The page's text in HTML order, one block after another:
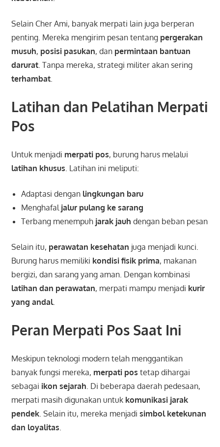
Selain Cher Ami, banyak merpati lain juga berperan
penting. Mereka mengirim pesan tentang pergerakan
musuh, posisi pasukan, dan permintaan bantuan
darurat. Tanpa mereka, strategi militer akan sering
terhambat.
Latihan dan Pelatihan Merpati
Pos
Untuk menjadi merpati pos, burung harus melalui
latihan khusus . Latihan ini meliputi:
Adaptasi dengan lingkungan baru
Menghafal jalur pulang ke sarang
Terbang menempuh jarak jauh dengan beban pesan
Selain itu, perawatan kesehatan juga menjadi kunci.
Burung harus memiliki kondisi fisik prima, makanan
bergizi, dan sarang yang aman. Dengan kombinasi
latihan dan perawatan, merpati mampu menjadi kurir
yang andal.
Peran Merpati Pos Saat Ini
Meskipun teknologi modern telah menggantikan
banyak fungsi mereka, merpati pos tetap dihargai
sebagai ikon sejarah . Di beberapa daerah pedesaan,
merpati masih digunakan untuk komunikasi jarak
pendek. Selain itu, mereka menjadi simbol ketekunan
dan loyalitas